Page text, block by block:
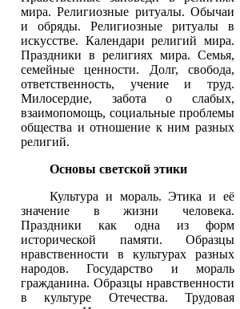
мира. Религиозные ритуалы. Обычаи
и обряды. Религиозные ритуалы в
искусстве. Календари религий мира.
Праздники в религиях мира. Семья,
семейные ценности. Долг, свобода,
ответственность, учение и труд.
Милосердие, забота о слабых,
взаимопомощь, социальные проблемы
общества и отношение к ним разных
религий.
Основы светской этики
Культура и мораль. Этика и её
значение в жизни человека.
Праздники как одна из форм
исторической памяти. Образцы
нравственности в культурах разных
народов. Государство и мораль
гражданина. Образцы нравственности
в культуре Отечества. Трудовая